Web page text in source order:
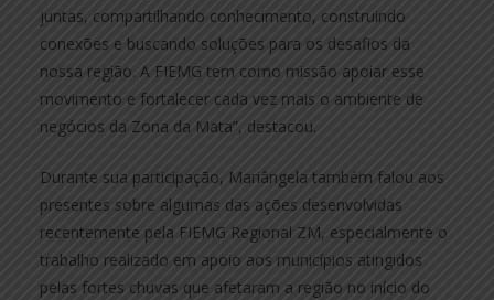
juntas, compartilhando conhecimento, construindo
conexões e buscando soluções para os desafios da
nossa região. A FIEMG tem como missão apoiar esse
movimento e fortalecer cada vez mais o ambiente de
negócios da Zona da Mata”, destacou.
Durante sua participação, Mariângela também falou aos
presentes sobre algumas das ações desenvolvidas
recentemente pela FIEMG Regional ZM, especialmente o
trabalho realizado em apoio aos municípios atingidos
pelas fortes chuvas que afetaram a região no início do